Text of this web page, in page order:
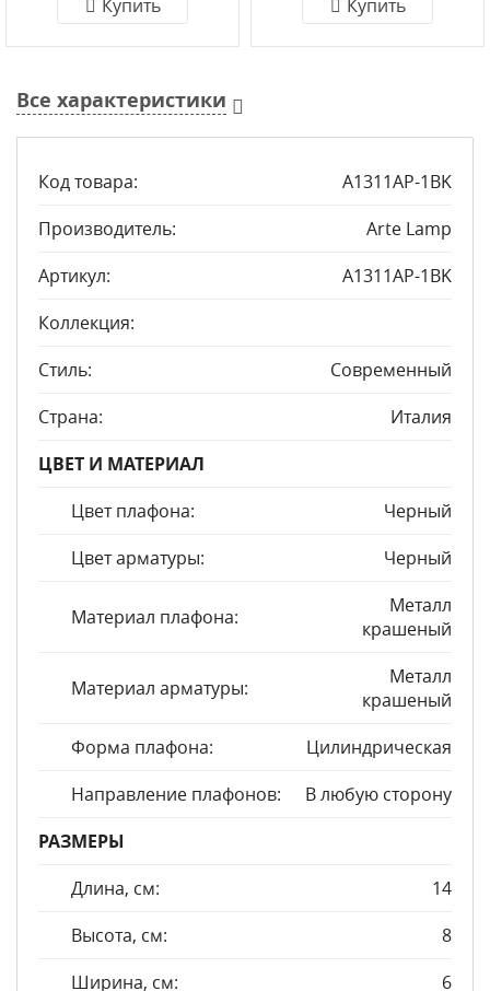
Купить Купить
Все характеристики
Код товара:
A1311AP-1BK
Производитель:
Arte Lamp
Артикул:
A1311AP-1BK
Коллекция:
Стиль:
Современный
Страна:
Италия
ЦВЕТ И МАТЕРИАЛ
Цвет плафона:
Черный
Цвет арматуры:
Черный
Материал плафона:
Металл
крашеный
Материал арматуры:
Металл
крашеный
Форма плафона:
Цилиндрическая
Направление плафонов:
В любую сторону
РАЗМЕРЫ
Длина, см:
14
Высота, см:
8
Ширина, см:
6